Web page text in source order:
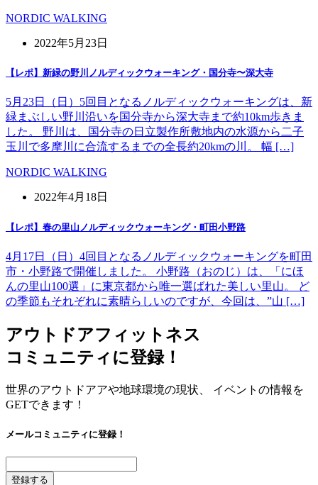
NORDIC WALKING
2022年5月23日
【レポ】新緑の野川ノルディックウォーキング・国分寺〜深大寺
5月23日（日）5回目となるノルディックウォーキングは、新
緑まぶしい野川沿いを国分寺から深大寺まで約10km歩きま
した。 野川は、国分寺の日立製作所敷地内の水源から二子
玉川で多摩川に合流するまでの全長約20kmの川。 幅 […]
NORDIC WALKING
2022年4月18日
【レポ】春の里山ノルディックウォーキング・町田小野路
4月17日（日）4回目となるノルディックウォーキングを町田
市・小野路で開催しました。 小野路（おのじ）は、「にほ
んの里山100選」に東京都から唯一選ばれた美しい里山。 ど
の季節もそれぞれに素晴らしいのですが、今回は、”山 […]
アウトドアフィットネス
コミュニティに登録！
世界のアウトドアアや地球環境の現状、 イベントの情報を
GETできます！
メールコミュニティに登録！